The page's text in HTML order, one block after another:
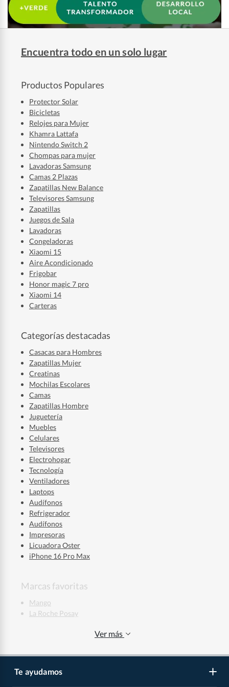
Encuentra todo en un solo lugar
Productos Populares
Protector Solar
Bicicletas
Relojes para Mujer
Khamra Lattafa
Nintendo Switch 2
Chompas para mujer
Lavadoras Samsung
Camas 2 Plazas
Zapatillas New Balance
Televisores Samsung
Zapatillas
Juegos de Sala
Lavadoras
Congeladoras
Xiaomi 15
Aire Acondicionado
Frigobar
Honor magic 7 pro
Xiaomi 14
Carteras
Categorías destacadas
Casacas para Hombres
Zapatillas Mujer
Creatinas
Mochilas Escolares
Camas
Zapatillas Hombre
Juguetería
Muebles
Celulares
Televisores
Electrohogar
Tecnología
Ventiladores
Laptops
Audífonos
Refrigerador
Audífonos
Impresoras
Licuadora Oster
iPhone 16 Pro Max
Marcas favoritas
Mango
La Roche Posay
Adidas
New Balance
Puma
Ver más
Te ayudamos